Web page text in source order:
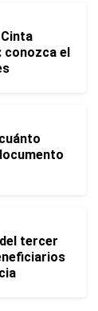
conozca el
tercer